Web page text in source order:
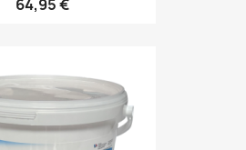
64,95 €